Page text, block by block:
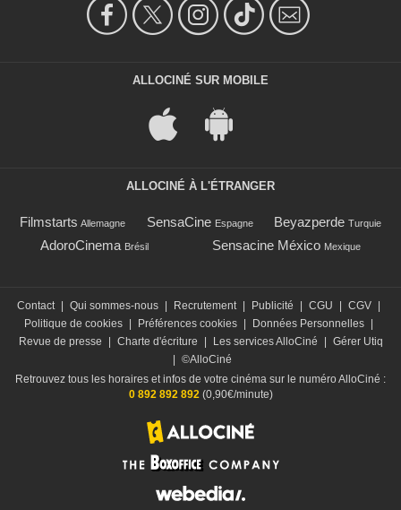
ALLOCINÉ SUR MOBILE
ALLOCINÉ À L'ÉTRANGER
Filmstarts Allemagne SensaCine Espagne Beyazperde Turquie
AdoroCinema Brésil Sensacine México Mexique
Contact Qui sommes-nous Recrutement Publicité CGU CGV
Politique de cookies
Préférences cookies Données Personnelles
Revue de presse
Charte d'écriture Les services AlloCiné
Gérer Utiq
©AlloCiné
Retrouvez tous les horaires et infos de votre cinéma sur le numéro AlloCiné :
0 892 892 892(0,90€/minute)